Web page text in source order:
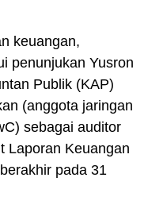
keuangan,
penunjukan Yusron
Publik (KAP)
(anggota jaringan
sebagai auditor
Laporan Keuangan
pada 31